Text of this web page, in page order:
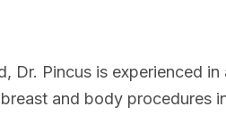
Dr. Pincus is experienced
and body procedures